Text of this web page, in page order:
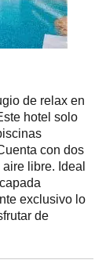
de relax en
hotel solo
con dos
libre. Ideal
exclusivo lo
de